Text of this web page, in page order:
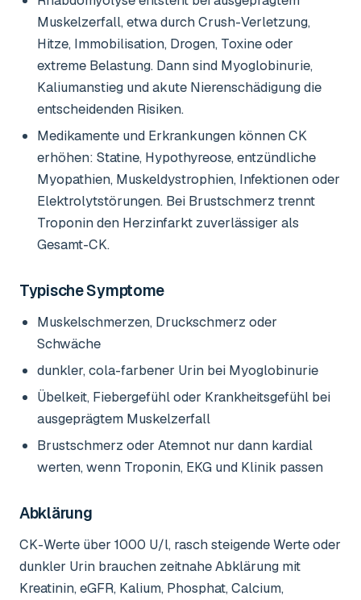
Muskelzerfall, etwa durch Crush-Verletzung,
Hitze, Immobilisation, Drogen, Toxine oder
extreme Belastung. Dann sind Myoglobinurie,
Kaliumanstieg und akute Nierenschädigung die
entscheidenden Risiken.
Medikamente und Erkrankungen können CK
erhöhen: Statine, Hypothyreose, entzündliche
Myopathien, Muskeldystrophien, Infektionen oder
Elektrolytstörungen. Bei Brustschmerz trennt
Troponin den Herzinfarkt zuverlässiger als
Gesamt-CK.
Typische Symptome
Muskelschmerzen, Druckschmerz oder
Schwäche
dunkler, cola-farbener Urin bei Myoglobinurie
Übelkeit, Fiebergefühl oder Krankheitsgefühl bei
ausgeprägtem Muskelzerfall
Brustschmerz oder Atemnot nur dann kardial
werten, wenn Troponin, EKG und Klinik passen
Abklärung
CK-Werte über 1000 U/l, rasch steigende Werte oder
dunkler Urin brauchen zeitnahe Abklärung mit
Kreatinin, eGFR, Kalium, Phosphat, Calcium,